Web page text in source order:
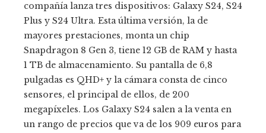
compañía lanza tres dispositivos: Galaxy S24, S24
Plus y S24 Ultra. Esta última versión, la de
mayores prestaciones, monta un chip
Snapdragon 8 Gen 3, tiene 12 GB de RAM y hasta
1 TB de almacenamiento. Su pantalla de 6,8
pulgadas es QHD+ y la cámara consta de cinco
sensores, el principal de ellos, de 200
megapíxeles. Los Galaxy S24 salen a la venta en
un rango de precios que va de los 909 euros para